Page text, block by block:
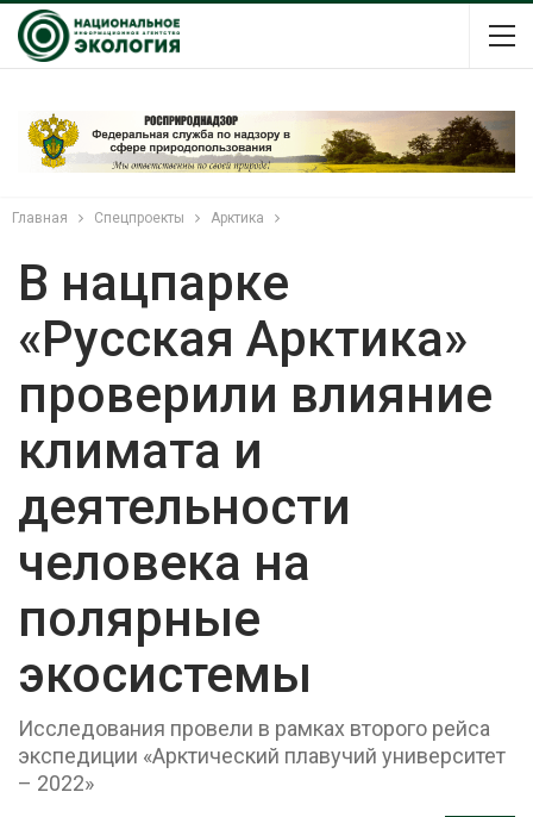
Главная Спецпроекты Арктика
В нацпарке
«Русская Арктика»
проверили влияние
климата и
деятельности
человека на
полярные
экосистемы
Исследования провели в рамках второго рейса
экспедиции «Арктический плавучий университет
– 2022»